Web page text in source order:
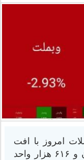
امروز با افت
۸۷ هزار و ۴۳۸ واحدی به ۳ میلیون و ۶۱۶ هزار واحد